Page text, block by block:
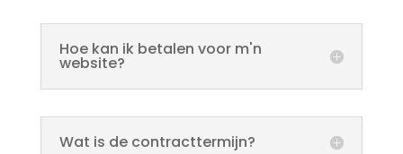
Hoe kan ik betalen voor m'n
website?
Wat is de contracttermijn?